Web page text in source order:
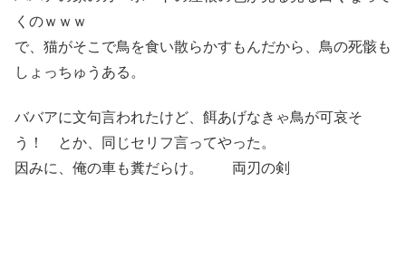
くのｗｗｗ
で、猫がそこで鳥を食い散らかすもんだから、鳥の死骸も
しょっちゅうある。
ババアに文句言われたけど、餌あげなきゃ鳥が可哀そ
う！ とか、同じセリフ言ってやった。
因みに、俺の車も糞だらけ。 両刃の剣